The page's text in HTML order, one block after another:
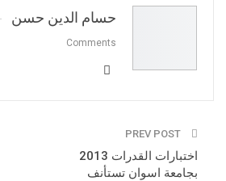
حسام الدين حسن
Comments
اختبارات القدرات 2013
بجامعة اسوان تستأنف